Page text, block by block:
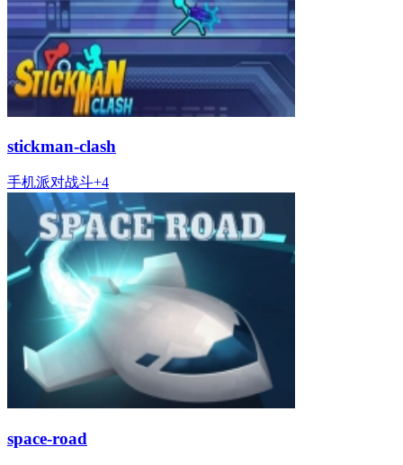
stickman-clash
手机派对战斗+4
space-road